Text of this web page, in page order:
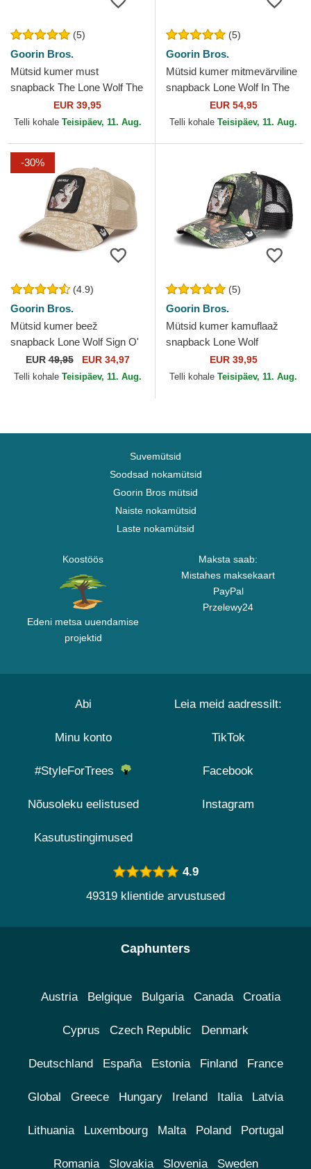
(5)
Goorin Bros.
Mütsid kumer must
snapback The Lone Wolf The
Farm Goorin Bros.
EUR 39,95
Telli kohale Teisipäev, 11. Aug.
(5)
Goorin Bros.
Mütsid kumer mitmevärviline
snapback Lone Wolf In The
Element The Farm Goorin
Bros.
EUR 54,95
Telli kohale Teisipäev, 11. Aug.
-30%
(4.9)
Goorin Bros.
Mütsid kumer beež
snapback Lone Wolf Sign O'
The Times The Farm Paisley
The Farm Goorin Bros.
EUR49,95 EUR 34,97
Telli kohale Teisipäev, 11. Aug.
(5)
Goorin Bros.
Mütsid kumer kamuflaaž
snapback Lone Wolf
Camouflage Seasonal Real
Tree The Farm Goorin Bros.
EUR 39,95
Telli kohale Teisipäev, 11. Aug.
Suvemütsid
Soodsad nokamütsid
Goorin Bros mütsid
Naiste nokamütsid
Laste nokamütsid
Koostöös
Edeni metsa uuendamise
projektid
Maksta saab:
Mistahes maksekaart
PayPal
Przelewy24
Abi
Minu konto
#StyleForTrees
Nõusoleku eelistused
Kasutustingimused
Leia meid aadressilt:
TikTok
Facebook
Instagram
4.9
49319 klientide arvustused
Caphunters
Austria Belgique Bulgaria Canada Croatia
Cyprus Czech Republic Denmark
Deutschland España Estonia Finland France
Global Greece Hungary Ireland Italia Latvia
Lithuania Luxembourg Malta Poland Portugal
Romania Slovakia Slovenia Sweden